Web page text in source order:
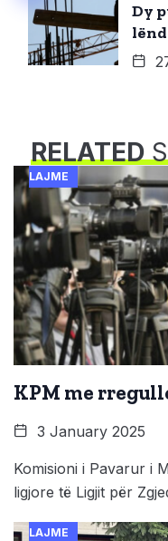
Dy
RELATED
LAJME
KPM me
3 January 2025
Komisioni i Pavarur i
ligjore të Ligjit për
LAJME